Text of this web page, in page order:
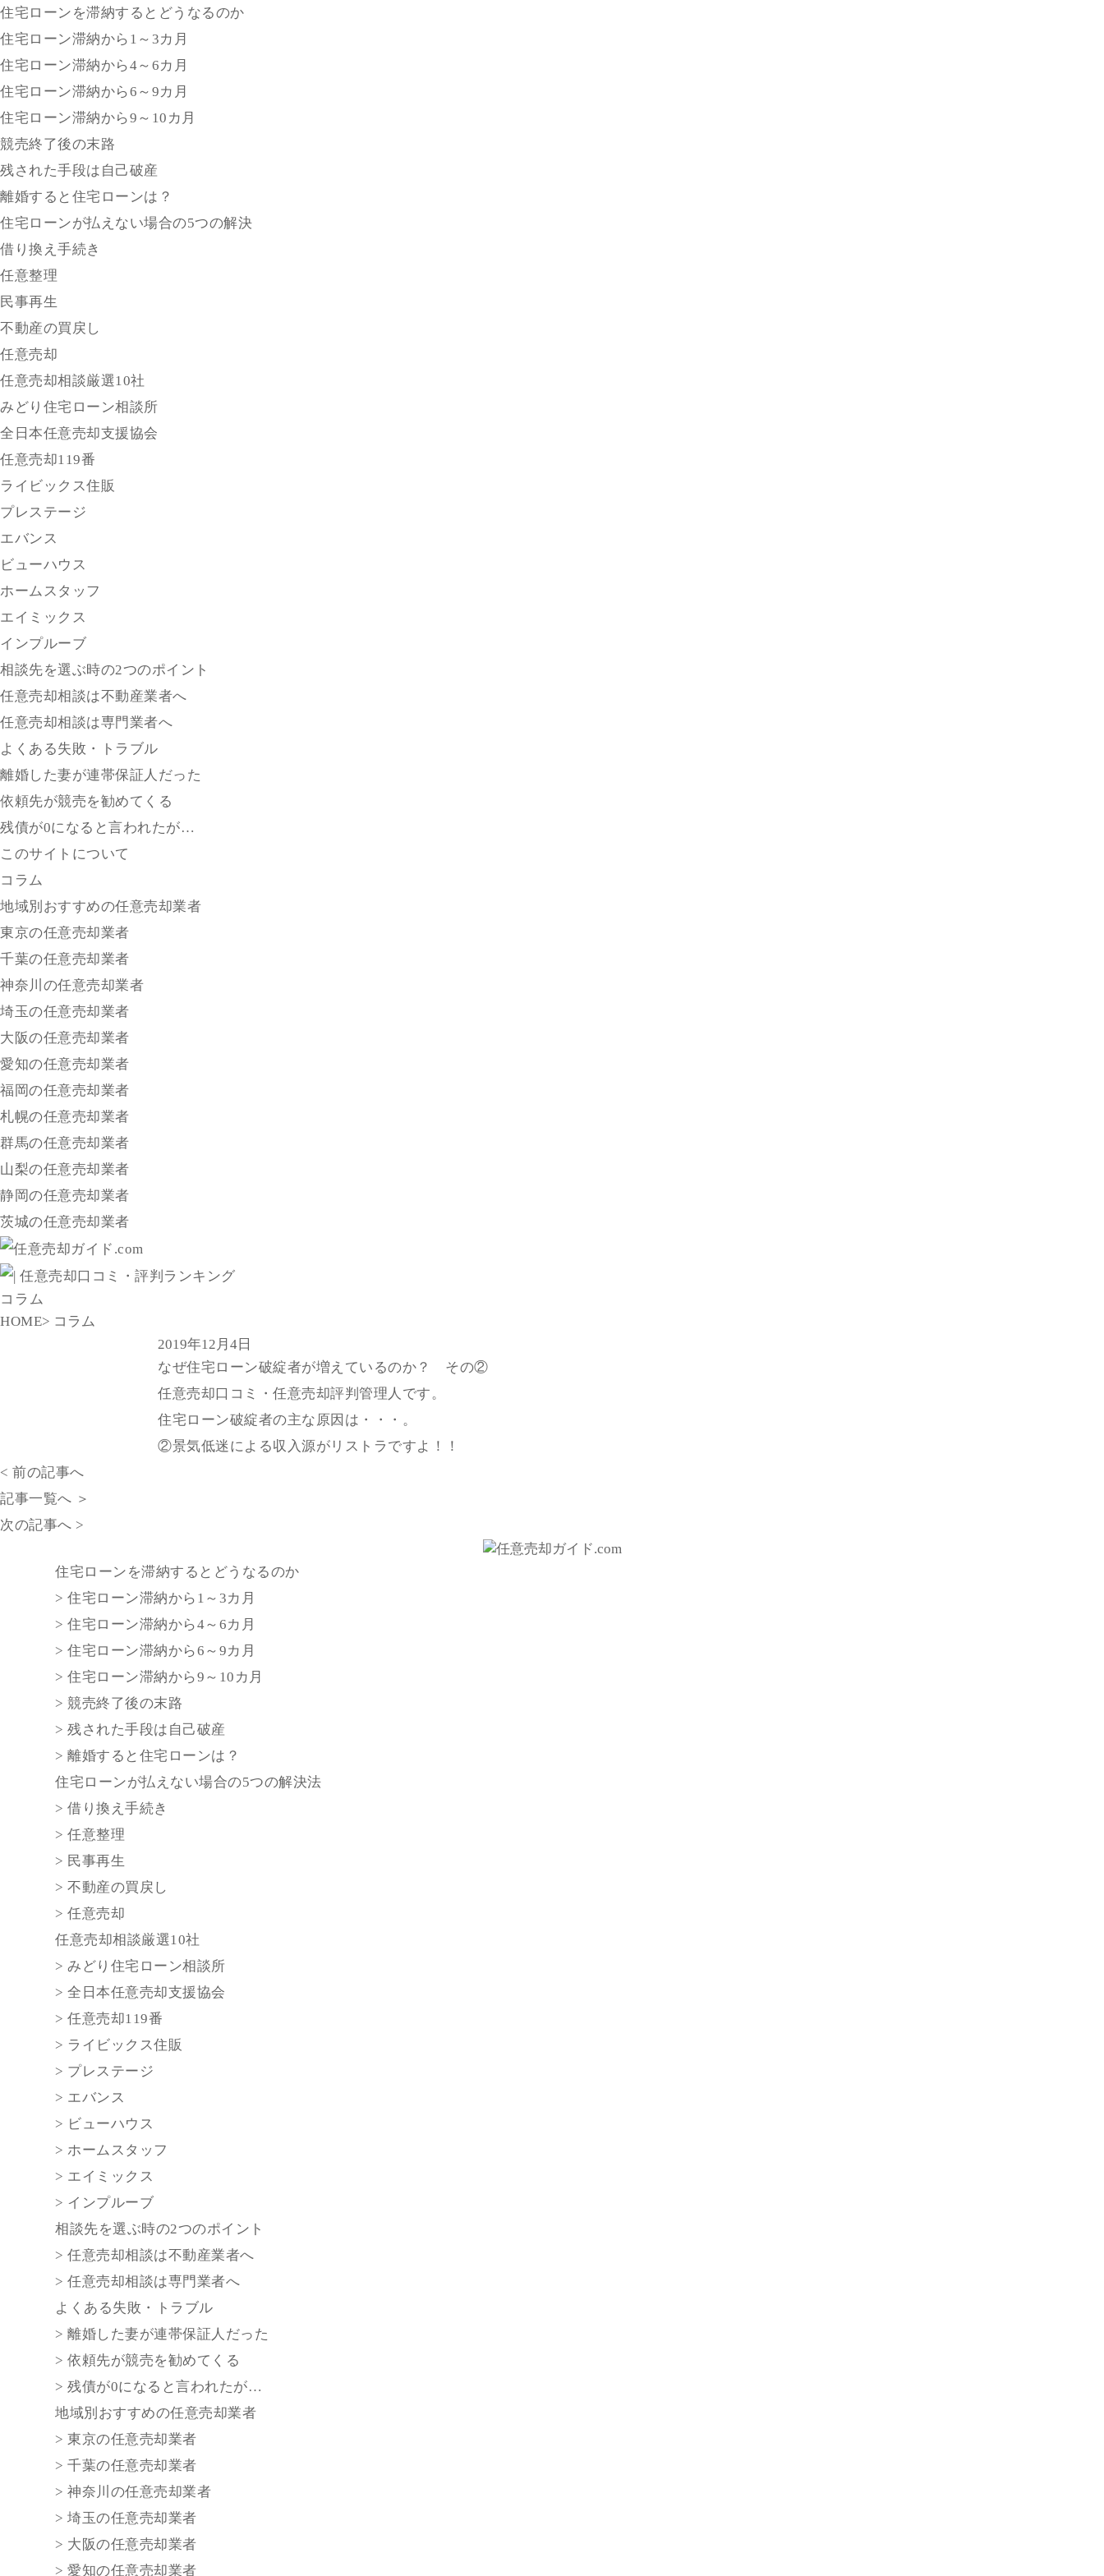
住宅ローンを滞納するとどうなるのか
住宅ローン滞納から1～3カ月
住宅ローン滞納から4～6カ月
住宅ローン滞納から6～9カ月
住宅ローン滞納から9～10カ月
競売終了後の末路
残された手段は自己破産
離婚すると住宅ローンは？
住宅ローンが払えない場合の5つの解決
借り換え手続き
任意整理
民事再生
不動産の買戻し
任意売却
任意売却相談厳選10社
みどり住宅ローン相談所
全日本任意売却支援協会
任意売却119番
ライビックス住販
プレステージ
エバンス
ビューハウス
ホームスタッフ
エイミックス
インプルーブ
相談先を選ぶ時の2つのポイント
任意売却相談は不動産業者へ
任意売却相談は専門業者へ
よくある失敗・トラブル
離婚した妻が連帯保証人だった
依頼先が競売を勧めてくる
残債が0になると言われたが…
このサイトについて
コラム
地域別おすすめの任意売却業者
東京の任意売却業者
千葉の任意売却業者
神奈川の任意売却業者
埼玉の任意売却業者
大阪の任意売却業者
愛知の任意売却業者
福岡の任意売却業者
札幌の任意売却業者
群馬の任意売却業者
山梨の任意売却業者
静岡の任意売却業者
茨城の任意売却業者
コラム
HOME> コラム
2019年12月4日
なぜ住宅ローン破綻者が増えているのか？ その②
任意売却口コミ・任意売却評判管理人です。
住宅ローン破綻者の主な原因は・・・。
②景気低迷による収入源がリストラですよ！！
< 前の記事へ
記事一覧へ ＞
次の記事へ >
住宅ローンを滞納するとどうなるのか
> 住宅ローン滞納から1～3カ月
> 住宅ローン滞納から4～6カ月
> 住宅ローン滞納から6～9カ月
> 住宅ローン滞納から9～10カ月
> 競売終了後の末路
> 残された手段は自己破産
> 離婚すると住宅ローンは？
住宅ローンが払えない場合の5つの解決法
> 借り換え手続き
> 任意整理
> 民事再生
> 不動産の買戻し
> 任意売却
任意売却相談厳選10社
> みどり住宅ローン相談所
> 全日本任意売却支援協会
> 任意売却119番
> ライビックス住販
> プレステージ
> エバンス
> ビューハウス
> ホームスタッフ
> エイミックス
> インプルーブ
相談先を選ぶ時の2つのポイント
> 任意売却相談は不動産業者へ
> 任意売却相談は専門業者へ
よくある失敗・トラブル
> 離婚した妻が連帯保証人だった
> 依頼先が競売を勧めてくる
> 残債が0になると言われたが…
地域別おすすめの任意売却業者
> 東京の任意売却業者
> 千葉の任意売却業者
> 神奈川の任意売却業者
> 埼玉の任意売却業者
> 大阪の任意売却業者
> 愛知の任意売却業者